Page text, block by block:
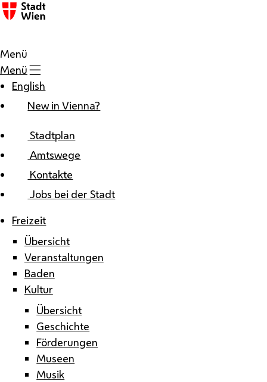
Zum Inhalt
Menü
Menü
English
New in Vienna?
Stadtplan
Amtswege
Kontakte
Jobs bei der Stadt
Freizeit
Übersicht
Veranstaltungen
Baden
Kultur
Übersicht
Geschichte
Förderungen
Museen
Musik